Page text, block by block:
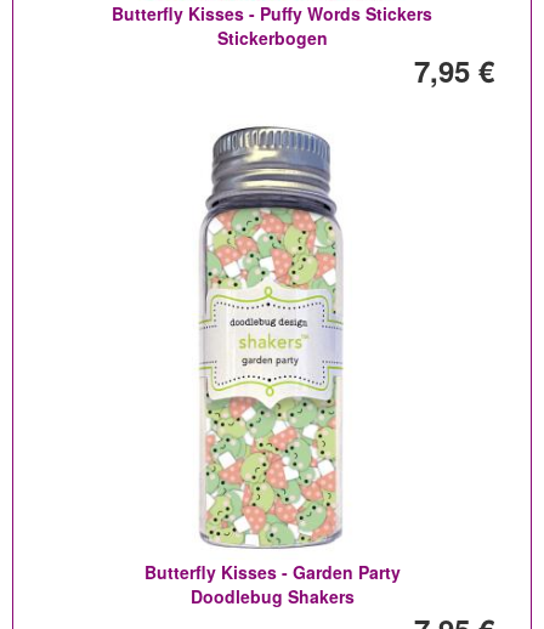
Butterfly Kisses - Puffy Words Stickers
Stickerbogen
7,95 €
Butterfly Kisses - Garden Party
Doodlebug Shakers